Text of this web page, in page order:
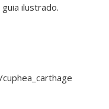
ilustrado.